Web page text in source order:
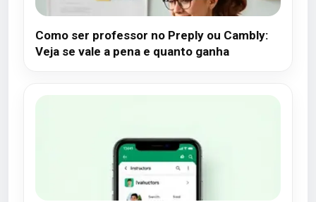
Como ser professor no Preply ou Cambly:
Veja se vale a pena e quanto ganha